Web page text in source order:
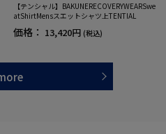
【テンシャル】BAKUNERECOVERYWEARSwe
atShirtMensスエットシャツ上TENTIAL
価格： 13,420円 (税込)